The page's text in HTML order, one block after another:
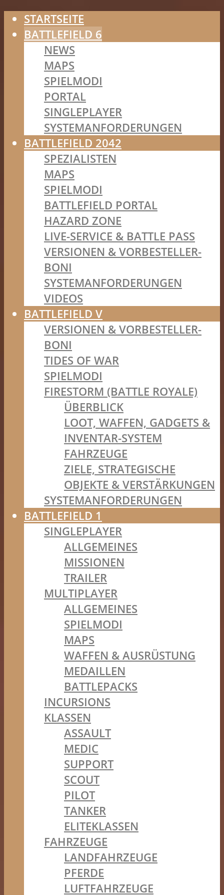
STARTSEITE
BATTLEFIELD 6
NEWS
MAPS
SPIELMODI
PORTAL
SINGLEPLAYER
SYSTEMANFORDERUNGEN
BATTLEFIELD 2042
SPEZIALISTEN
MAPS
SPIELMODI
BATTLEFIELD PORTAL
HAZARD ZONE
LIVE-SERVICE & BATTLE PASS
VERSIONEN & VORBESTELLER-
BONI
SYSTEMANFORDERUNGEN
VIDEOS
BATTLEFIELD V
VERSIONEN & VORBESTELLER-
BONI
TIDES OF WAR
SPIELMODI
FIRESTORM (BATTLE ROYALE)
ÜBERBLICK
LOOT, WAFFEN, GADGETS &
INVENTAR-SYSTEM
FAHRZEUGE
ZIELE, STRATEGISCHE
OBJEKTE & VERSTÄRKUNGEN
SYSTEMANFORDERUNGEN
BATTLEFIELD 1
SINGLEPLAYER
ALLGEMEINES
MISSIONEN
TRAILER
MULTIPLAYER
ALLGEMEINES
SPIELMODI
MAPS
WAFFEN & AUSRÜSTUNG
MEDAILLEN
BATTLEPACKS
INCURSIONS
KLASSEN
ASSAULT
MEDIC
SUPPORT
SCOUT
PILOT
TANKER
ELITEKLASSEN
FAHRZEUGE
LANDFAHRZEUGE
PFERDE
LUFTFAHRZEUGE